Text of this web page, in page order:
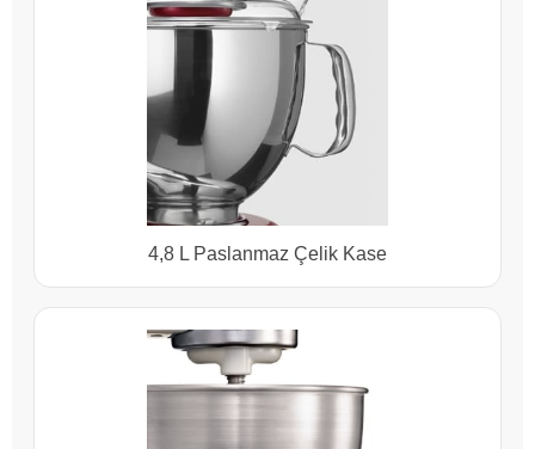
4,8 L Paslanmaz Çelik Kase